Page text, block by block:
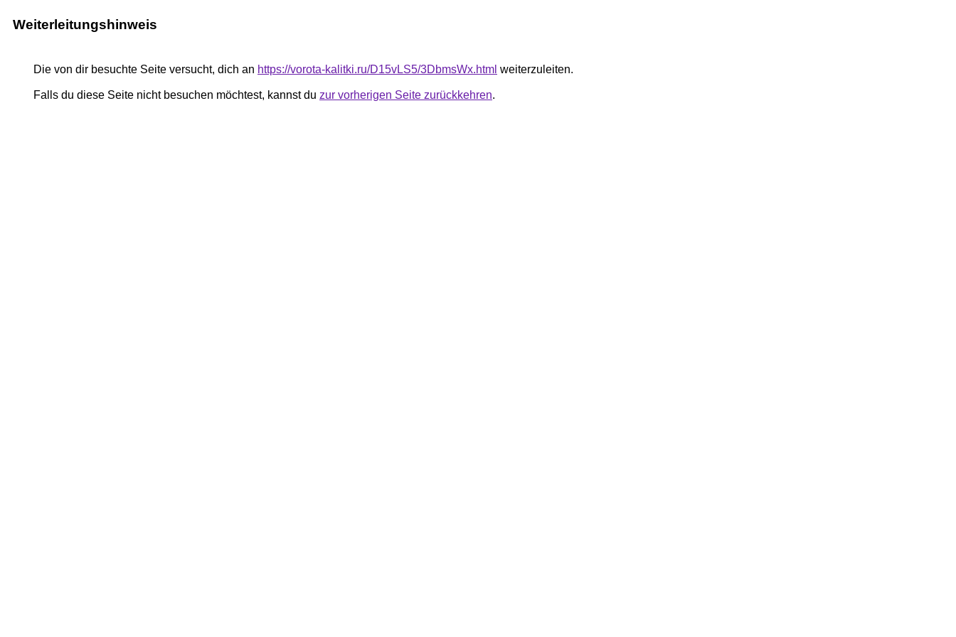
Weiterleitungshinweis
Die von dir besuchte Seite versucht, dich an https://vorota-kalitki.ru/D15vLS5/3DbmsWx.html weiterzuleiten.
Falls du diese Seite nicht besuchen möchtest, kannst du zur vorherigen Seite zurückkehren.